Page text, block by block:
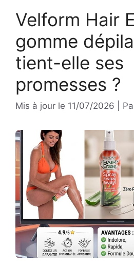
Velform Hair
gomme
tient-elle ses
promesses ?
Mis à jour le 11/07/2026